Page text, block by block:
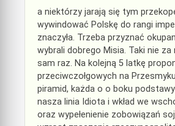
a niektórzy jarają się tym
wywindować Polskę do rangi
znaczyła. Trzeba przyznać
wybrali dobrego Misia. Taki nie za
sam raz. Na kolejną 5 latkę
przeciwczołgowych na
piramid, każda o o boku
nasza linia Idiota i wkład we
oraz wypełenienie zobowiązań